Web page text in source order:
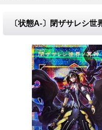
〔状態A-〕閉ザサレシ